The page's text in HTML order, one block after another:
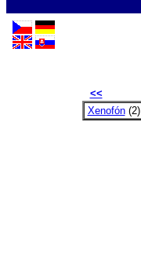
<<
Xenofón(2)